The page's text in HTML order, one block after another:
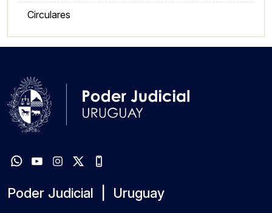
Circulares
Poder Judicial | Uruguay